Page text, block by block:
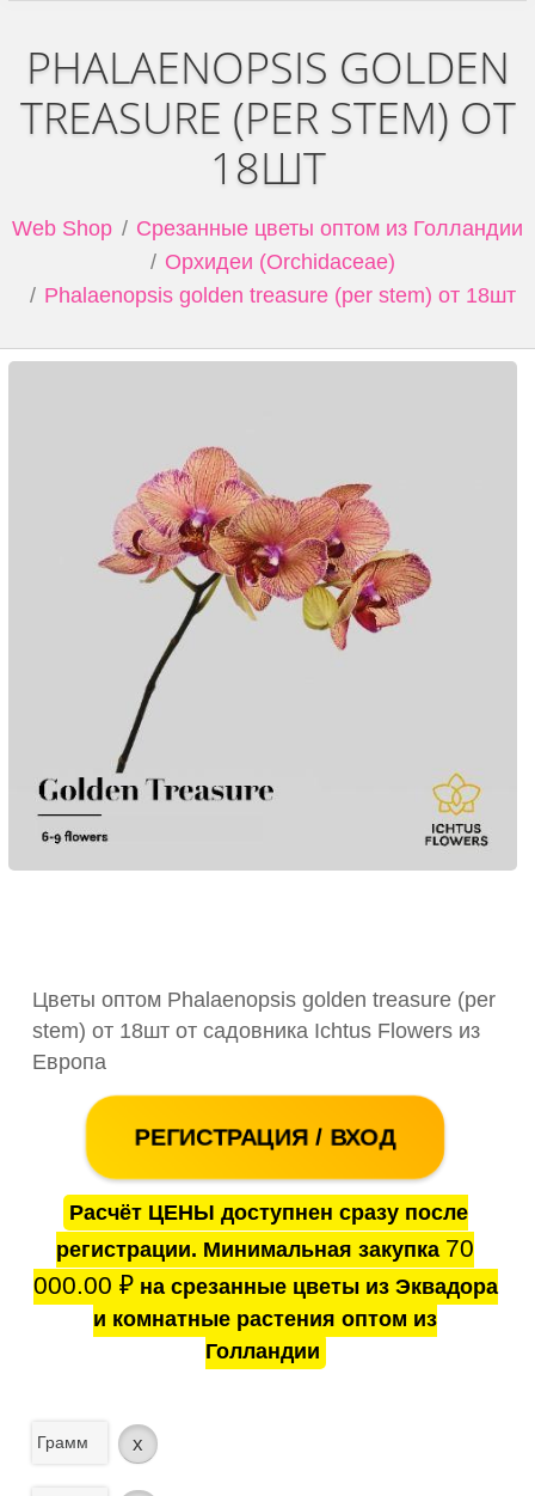
PHALAENOPSIS GOLDEN
TREASURE (PER STEM) ОТ
18ШТ
Web Shop
Срезанные цветы оптом из Голландии
Орхидеи (Orchidaceae)
Phalaenopsis golden treasure (per stem) от 18шт
Цветы оптом Phalaenopsis golden treasure (per
stem) от 18шт от садовника Ichtus Flowers из
Европа
РЕГИСТРАЦИЯ / ВХОД
Расчёт ЦЕНЫ доступнен сразу после
регистрации. Минимальная закупка 70
000.00 ₽на срезанные цветы из Эквадора
и комнатные растения оптом из
Голландии
Грамм x